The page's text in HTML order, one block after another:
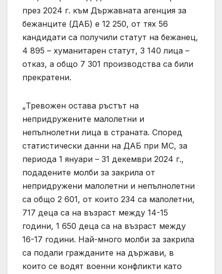
през 2024 г. към Държавната агенция за
бежанците (ДАБ) е 12 250, от тях 56
кандидати са получили статут на бежанец,
4 895 – хуманитарен статут, 3 140 лица –
отказ, а общо 7 301 производства са били
прекратени.
„Тревожен остава ръстът на
непридружените малолетни и
непълнолетни лица в страната. Според
статистически данни на ДАБ при МС, за
периода 1 януари – 31 декември 2024 г.,
подадените молби за закрила от
непридружени малолетни и непълнолетни
са общо 2 601, от които 234 са малолетни,
717 деца са на възраст между 14-15
години, 1 650 деца са на възраст между
16-17 години. Най-много молби за закрила
са подали гражданите на държави, в
които се водят военни конфликти като